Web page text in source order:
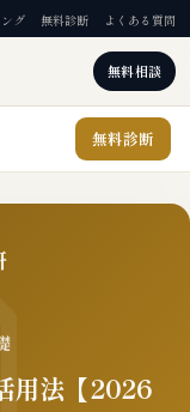
グ 無料診断 よくある質問
無料相談
無料診断
用法【2026